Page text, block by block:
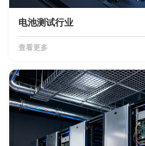
电池测试行业
查看更多